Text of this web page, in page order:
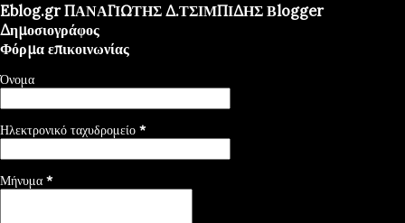
Eblog.gr ΠΑΝΑΓΙΩΤΗΣ Δ.ΤΣΙΜΠΙΔΗΣ Βlogger
Δημοσιογράφος
Φόρμα επικοινωνίας
Όνομα
Ηλεκτρονικό ταχυδρομείο *
Μήνυμα *